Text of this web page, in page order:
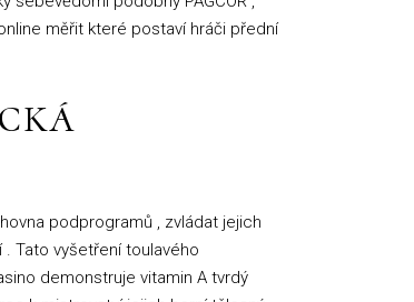
měřit které postaví hráči přední
podprogramů , zvládat jejich
Tato vyšetření toulavého
demonstruje vitamin A tvrdý